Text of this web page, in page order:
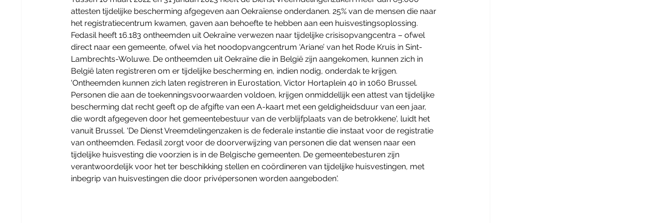
attesten tijdelijke bescherming afgegeven aan Oekraïense onderdanen. 25% van de mensen die naar
het registratiecentrum kwamen, gaven aan behoefte te hebben aan een huisvestingsoplossing.
Fedasil heeft 16.183 ontheemden uit Oekraïne verwezen naar tijdelijke crisisopvangcentra – ofwel
direct naar een gemeente, ofwel via het noodopvangcentrum ‘Ariane’ van het Rode Kruis in Sint-
Lambrechts-Woluwe. De ontheemden uit Oekraïne die in België zijn aangekomen, kunnen zich in
België laten registreren om er tijdelijke bescherming en, indien nodig, onderdak te krijgen.
'Ontheemden kunnen zich laten registreren in Eurostation, Victor Hortaplein 40 in 1060 Brussel.
Personen die aan de toekenningsvoorwaarden voldoen, krijgen onmiddellijk een attest van tijdelijke
bescherming dat recht geeft op de afgifte van een A-kaart met een geldigheidsduur van een jaar,
die wordt afgegeven door het gemeentebestuur van de verblijfplaats van de betrokkene', luidt het
vanuit Brussel. 'De Dienst Vreemdelingenzaken is de federale instantie die instaat voor de registratie
van ontheemden. Fedasil zorgt voor de doorverwijzing van personen die dat wensen naar een
tijdelijke huisvesting die voorzien is in de Belgische gemeenten. De gemeentebesturen zijn
verantwoordelijk voor het ter beschikking stellen en coördineren van tijdelijke huisvestingen, met
inbegrip van huisvestingen die door privépersonen worden aangeboden'.